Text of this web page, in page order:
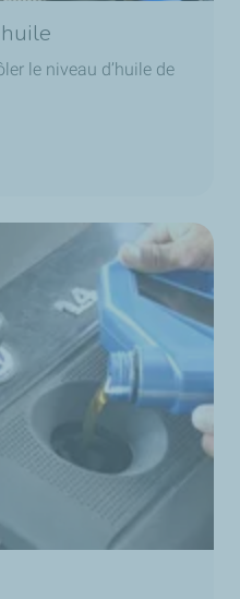
le niveau d’huile de